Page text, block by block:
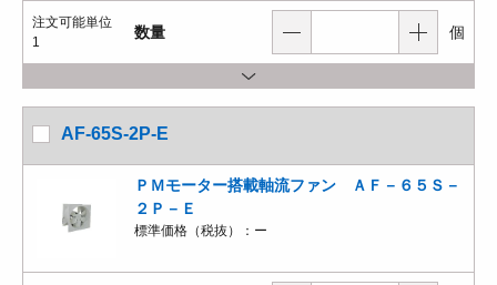
注文可能単位
1
数量 個
AF-65S-2P-E
ＰＭモーター搭載軸流ファン ＡＦ－６５Ｓ－
２Ｐ－Ｅ
標準価格（税抜）： ー